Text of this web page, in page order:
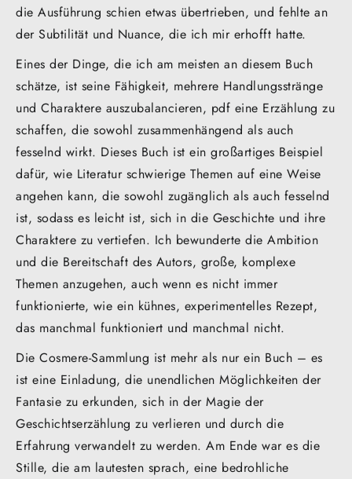
die Ausführung schien etwas übertrieben, und fehlte an
der Subtilität und Nuance, die ich mir erhofft hatte.
Eines der Dinge, die ich am meisten an diesem Buch
schätze, ist seine Fähigkeit, mehrere Handlungsstränge
und Charaktere auszubalancieren, pdf eine Erzählung zu
schaffen, die sowohl zusammenhängend als auch
fesselnd wirkt. Dieses Buch ist ein großartiges Beispiel
dafür, wie Literatur schwierige Themen auf eine Weise
angehen kann, die sowohl zugänglich als auch fesselnd
ist, sodass es leicht ist, sich in die Geschichte und ihre
Charaktere zu vertiefen. Ich bewunderte die Ambition
und die Bereitschaft des Autors, große, komplexe
Themen anzugehen, auch wenn es nicht immer
funktionierte, wie ein kühnes, experimentelles Rezept,
das manchmal funktioniert und manchmal nicht.
Die Cosmere-Sammlung ist mehr als nur ein Buch – es
ist eine Einladung, die unendlichen Möglichkeiten der
Fantasie zu erkunden, sich in der Magie der
Geschichtserzählung zu verlieren und durch die
Erfahrung verwandelt zu werden. Am Ende war es die
Stille, die am lautesten sprach, eine bedrohliche